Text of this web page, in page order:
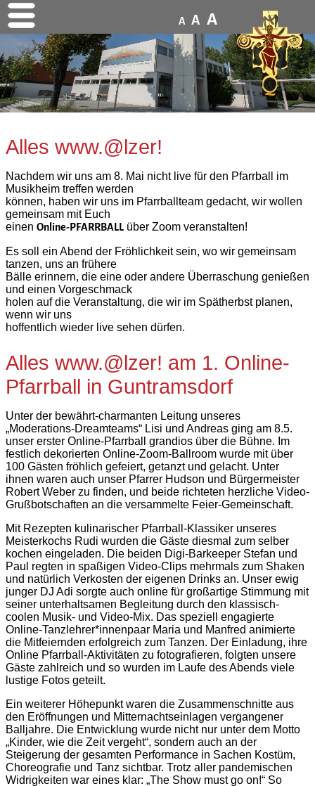
A A A
Alles www.@lzer!
Nachdem wir uns am 8. Mai nicht live für den Pfarrball im
Musikheim treffen werden
können, haben wir uns im Pfarrballteam gedacht, wir wollen
gemeinsam mit Euch
einen Online-PFARRBALL über Zoom veranstalten!
Es soll ein Abend der Fröhlichkeit sein, wo wir gemeinsam
tanzen, uns an frühere
Bälle erinnern, die eine oder andere Überraschung genießen
und einen Vorgeschmack
holen auf die Veranstaltung, die wir im Spätherbst planen,
wenn wir uns
hoffentlich wieder live sehen dürfen.
Alles www.@lzer! am 1. Online-
Pfarrball in Guntramsdorf
Unter der bewährt-charmanten Leitung unseres
„Moderations-Dreamteams“ Lisi und Andreas ging am 8.5.
unser erster Online-Pfarrball grandios über die Bühne. Im
festlich dekorierten Online-Zoom-Ballroom wurde mit über
100 Gästen fröhlich gefeiert, getanzt und gelacht. Unter
ihnen waren auch unser Pfarrer Hudson und Bürgermeister
Robert Weber zu finden, und beide richteten herzliche Video-
Grußbotschaften an die versammelte Feier-Gemeinschaft.
Mit Rezepten kulinarischer Pfarrball-Klassiker unseres
Meisterkochs Rudi wurden die Gäste diesmal zum selber
kochen eingeladen. Die beiden Digi-Barkeeper Stefan und
Paul regten in spaßigen Video-Clips mehrmals zum Shaken
und natürlich Verkosten der eigenen Drinks an. Unser ewig
junger DJ Adi sorgte auch online für großartige Stimmung mit
seiner unterhaltsamen Begleitung durch den klassisch-
coolen Musik- und Video-Mix. Das speziell engagierte
Online-Tanzlehrer*innenpaar Maria und Manfred animierte
die Mitfeiernden erfolgreich zum Tanzen. Der Einladung, ihre
Online Pfarrball-Aktivitäten zu fotografieren, folgten unsere
Gäste zahlreich und so wurden im Laufe des Abends viele
lustige Fotos geteilt.
Ein weiterer Höhepunkt waren die Zusammenschnitte aus
den Eröffnungen und Mitternachtseinlagen vergangener
Balljahre. Die Entwicklung wurde nicht nur unter dem Motto
„Kinder, wie die Zeit vergeht“, sondern auch an der
Steigerung der gesamten Performance in Sachen Kostüm,
Choreografie und Tanz sichtbar. Trotz aller pandemischen
Widrigkeiten war eines klar: „The Show must go on!“ So